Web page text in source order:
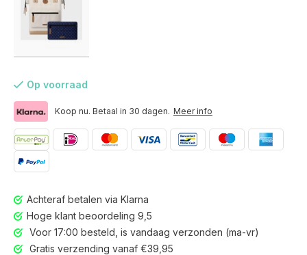
Op voorraad
Koop nu. Betaal in 30 dagen. Meer info
Achteraf betalen via Klarna
Hoge klant beoordeling 9,5
Voor 17:00 besteld, is vandaag verzonden (ma-vr)
Gratis verzending vanaf €39,95